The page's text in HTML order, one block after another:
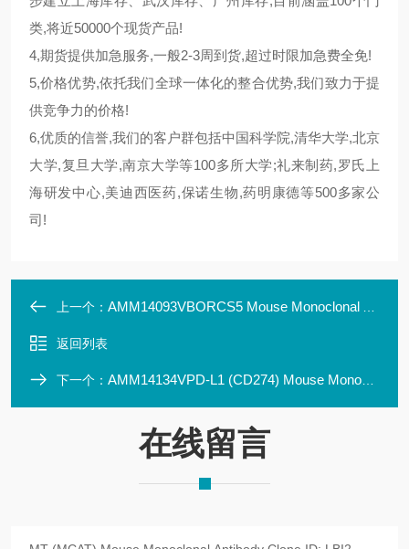
类,将近50000个现货产品!
4,期货提供加急服务,一般2-3周到货,超过时限加急费全免!
5,价格优势,依托我们全球一体化的整合优势,我们致力于提
供竞争力的价格!
6,优质的信誉,我们的客户群包括中国科学院,清华大学,北京
大学,复旦大学,南京大学等100多所大学;礼来制药,罗氏上
海研发中心,美迪西医药,保诺生物,药明康德等500多家公
司!
上一个： AMM14093VBORCS5 Mouse Monoclonal Antibody Clone ID: LBI1E1
返回列表
下一个： AMM14134VPD-L1 (CD274) Mouse Monoclonal Antibody Clone ID:
在线留言